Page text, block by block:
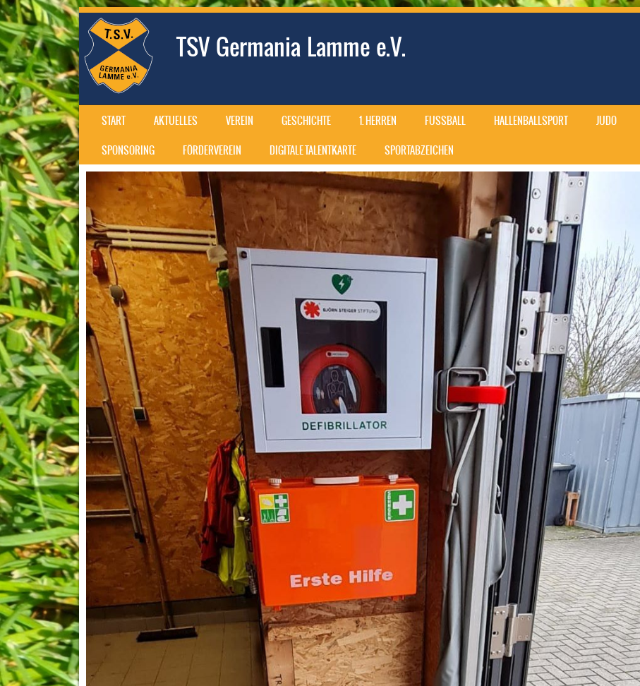
TSV Germania Lamme e.V.
MENU
SKIP TO CONTENT
START AKTUELLES VEREIN GESCHICHTE 1. HERREN FUSSBALL HALLENBALLSPORT JUDO
SPONSORING
FÖRDERVEREIN DIGITALE TALENTKARTE SPORTABZEICHEN